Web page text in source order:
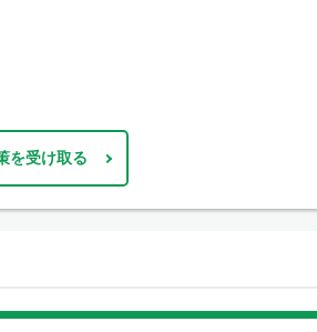
を受け取る